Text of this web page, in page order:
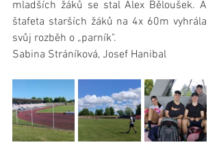
mladších žáků se stal Alex Běloušek. A
štafeta starších žáků na 4x 60m vyhrála
svůj rozběh o „parník".
Sabina Stráníková, Josef Hanibal